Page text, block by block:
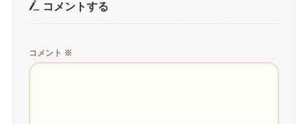
コメントする
コメント ※